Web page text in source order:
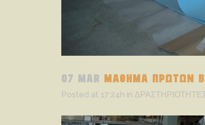
07 MAR ΜΑΘΗΜΑ ΠΡΩΤΩΝ
Posted at 17:24h in